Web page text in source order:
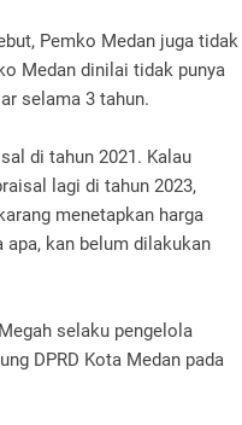
Pemko Medan juga tidak
Medan dinilai tidak punya
selama 3 tahun.
di tahun 2021. Kalau
lagi di tahun 2023,
menetapkan harga
kan belum dilakukan
selaku pengelola
DPRD Kota Medan pada